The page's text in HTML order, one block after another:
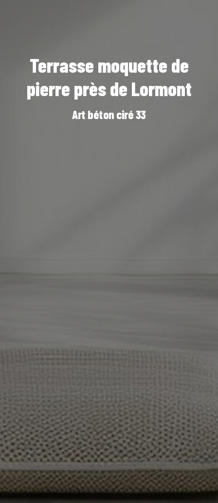
Terrasse moquette de
pierre près de Lormont
Art béton ciré 33